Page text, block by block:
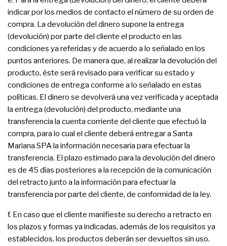
indicar por los medios de contacto el número de su orden de
compra. La devolución del dinero supone la entrega
(devolución) por parte del cliente el producto en las
condiciones ya referidas y de acuerdo a lo señalado en los
puntos anteriores. De manera que, al realizar la devolución del
producto, éste será revisado para verificar su estado y
condiciones de entrega conforme a lo señalado en estas
políticas. El dinero se devolverá una vez verificada y aceptada
la entrega (devolución) del producto, mediante una
transferencia la cuenta corriente del cliente que efectuó la
compra, para lo cual el cliente deberá entregar a Santa
Mariana SPA la información necesaria para efectuar la
transferencia. El plazo estimado para la devolución del dinero
es de 45 días posteriores a la recepción de la comunicación
del retracto junto a la información para efectuar la
transferencia por parte del cliente, de conformidad de la ley.
f. En caso que el cliente manifieste su derecho a retracto en
los plazos y formas ya indicadas, además de los requisitos ya
establecidos, los productos deberán ser devueltos sin uso.